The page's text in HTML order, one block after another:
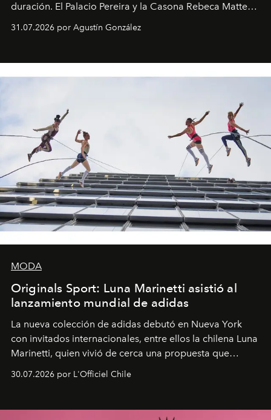
duración. El Palacio Pereira y la Casona Rebeca Matte
son algunos de los lugares que han albergado estas
miniobras. Sus puestas en escena son limpias; ponen el
31.07.2026 por Agustín González
MODA
Originals Sport: Luna Marinetti asistió al
lanzamiento mundial de adidas
La nueva colección de adidas debutó en Nueva York
con invitados internacionales, entre ellos la chilena Luna
Marinetti, quien vivió de cerca una propuesta que
fusiona moda y rendimiento.
30.07.2026 por L'Officiel Chile